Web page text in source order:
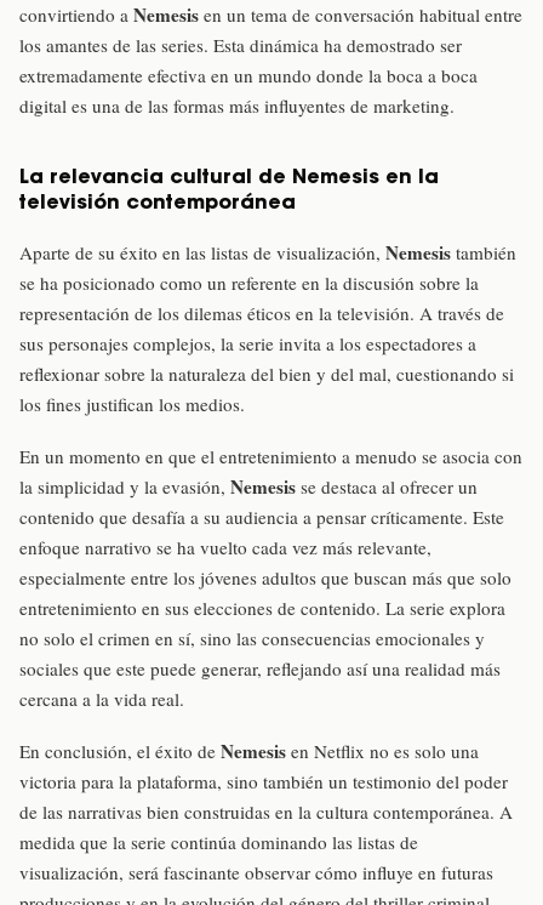
convirtiendo a Nemesis en un tema de conversación habitual entre
los amantes de las series. Esta dinámica ha demostrado ser
extremadamente efectiva en un mundo donde la boca a boca
digital es una de las formas más influyentes de marketing.
La relevancia cultural de Nemesis en la
televisión contemporánea
Aparte de su éxito en las listas de visualización, Nemesis también
se ha posicionado como un referente en la discusión sobre la
representación de los dilemas éticos en la televisión. A través de
sus personajes complejos, la serie invita a los espectadores a
reflexionar sobre la naturaleza del bien y del mal, cuestionando si
los fines justifican los medios.
En un momento en que el entretenimiento a menudo se asocia con
la simplicidad y la evasión, Nemesis se destaca al ofrecer un
contenido que desafía a su audiencia a pensar críticamente. Este
enfoque narrativo se ha vuelto cada vez más relevante,
especialmente entre los jóvenes adultos que buscan más que solo
entretenimiento en sus elecciones de contenido. La serie explora
no solo el crimen en sí, sino las consecuencias emocionales y
sociales que este puede generar, reflejando así una realidad más
cercana a la vida real.
En conclusión, el éxito de Nemesis en Netflix no es solo una
victoria para la plataforma, sino también un testimonio del poder
de las narrativas bien construidas en la cultura contemporánea. A
medida que la serie continúa dominando las listas de
visualización, será fascinante observar cómo influye en futuras